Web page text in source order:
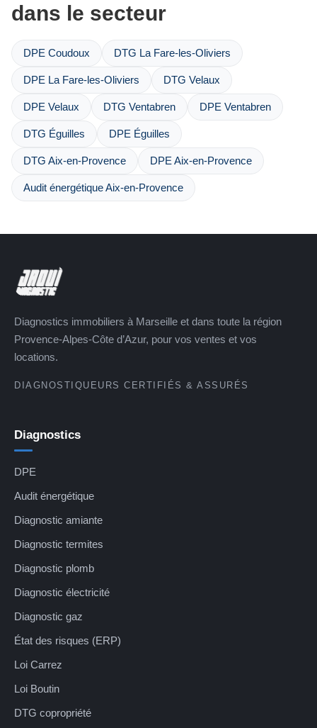
dans le secteur
DPE Coudoux DTG La Fare-les-Oliviers
DPE La Fare-les-Oliviers DTG Velaux
DPE Velaux DTG Ventabren DPE Ventabren
DTG Éguilles DPE Éguilles
DTG Aix-en-Provence DPE Aix-en-Provence
Audit énergétique Aix-en-Provence
Diagnostics immobiliers à Marseille et dans toute la région
Provence-Alpes-Côte d’Azur, pour vos ventes et vos
locations.
DIAGNOSTIQUEURS CERTIFIÉS & ASSURÉS
Diagnostics
DPE
Audit énergétique
Diagnostic amiante
Diagnostic termites
Diagnostic plomb
Diagnostic électricité
Diagnostic gaz
État des risques (ERP)
Loi Carrez
Loi Boutin
DTG copropriété